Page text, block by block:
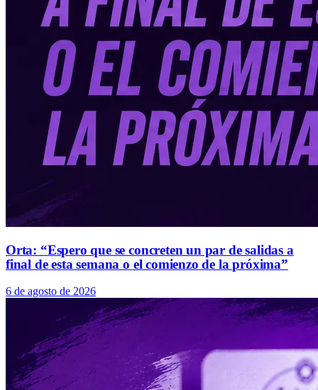
Orta: “Espero que se concreten un par de salidas a
final de esta semana o el comienzo de la próxima”
6 de agosto de 2026